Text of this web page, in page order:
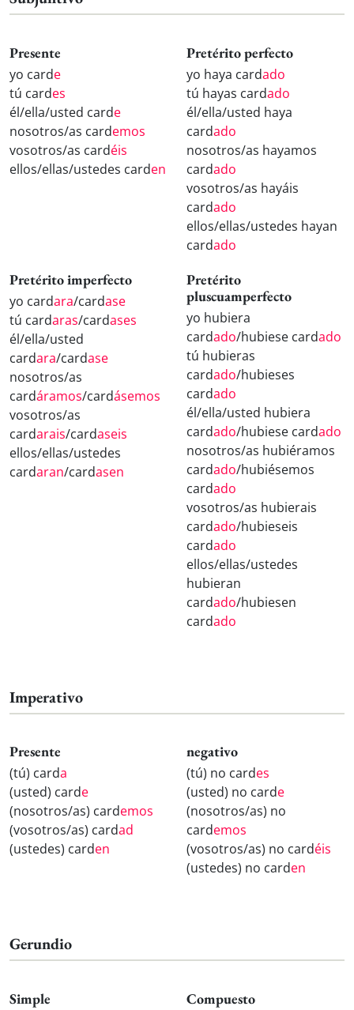
Presente
yo carde
tú cardes
él/ella/usted carde
nosotros/as cardemos
vosotros/as cardéis
ellos/ellas/ustedes carden
Pretérito perfecto
yo haya cardado
tú hayas cardado
él/ella/usted haya
cardado
nosotros/as hayamos
cardado
vosotros/as hayáis
cardado
ellos/ellas/ustedes hayan
cardado
Pretérito imperfecto
yo cardara/cardase
tú cardaras/cardases
él/ella/usted
cardara/cardase
nosotros/as
cardáramos/cardásemos
vosotros/as
cardarais/cardaseis
ellos/ellas/ustedes
cardaran/cardasen
Pretérito
pluscuamperfecto
yo hubiera
cardado/hubiese cardado
tú hubieras
cardado/hubieses
cardado
él/ella/usted hubiera
cardado/hubiese cardado
nosotros/as hubiéramos
cardado/hubiésemos
cardado
vosotros/as hubierais
cardado/hubieseis
cardado
ellos/ellas/ustedes
hubieran
cardado/hubiesen
cardado
Imperativo
Presente
(tú) carda
(usted) carde
(nosotros/as) cardemos
(vosotros/as) cardad
(ustedes) carden
negativo
(tú) no cardes
(usted) no carde
(nosotros/as) no
cardemos
(vosotros/as) no cardéis
(ustedes) no carden
Gerundio
Simple Compuesto